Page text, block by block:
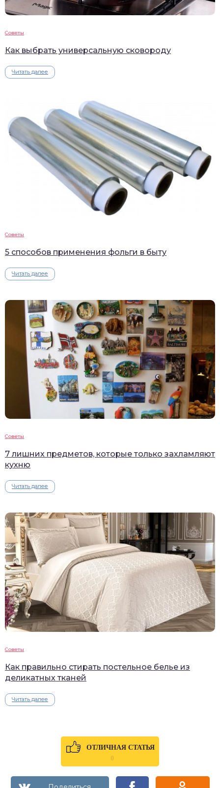
Советы
Как выбрать универсальную сковороду
Читать далее
Советы
5 способов применения фольги в быту
Читать далее
Советы
7 лишних предметов, которые только захламляют
кухню
Читать далее
Советы
Как правильно стирать постельное белье из
деликатных тканей
Читать далее
ОТЛИЧНАЯ СТАТЬЯ
0